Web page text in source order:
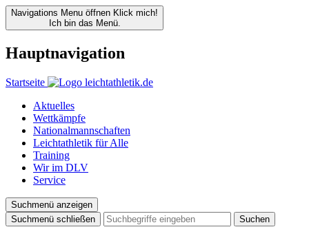
Navigations Menu öffnen Klick mich!
Ich bin das Menü.
Hauptnavigation
Startseite
Aktuelles
Wettkämpfe
Nationalmannschaften
Leichtathletik für Alle
Training
Wir im DLV
Service
Suchmenü anzeigen
Suchmenü schließen
Suchen